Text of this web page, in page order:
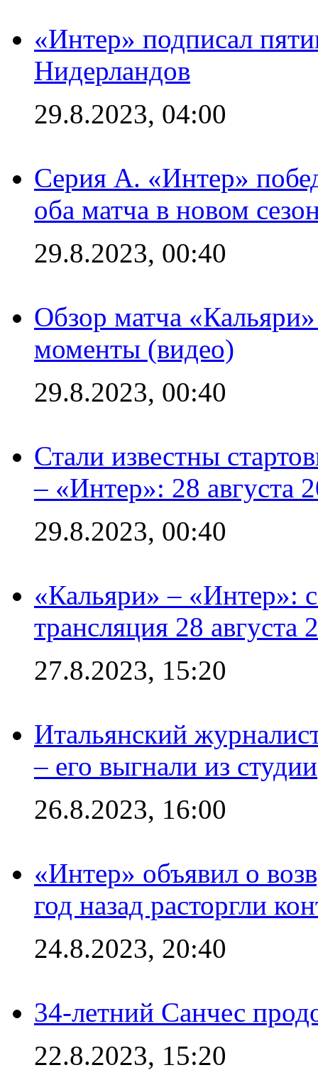
«Интер» подписал
Нидерландов
29.8.2023, 04:00
Серия А. «Интер»
оба матча в новом
29.8.2023, 00:40
Обзор матча
моменты (видео)
29.8.2023, 00:40
Стали известны
– «Интер»: 28 августа
29.8.2023, 00:40
«Кальяри» – «Интер»:
трансляция 28 августа
27.8.2023, 15:20
Итальянский
– его выгнали из студии
26.8.2023, 16:00
«Интер» объявил о
год назад расторгли
24.8.2023, 20:40
34-летний Санчес
22.8.2023, 15:20